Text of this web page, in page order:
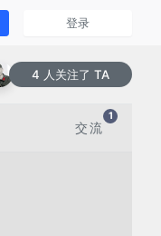
登录
4 人关注了 TA
交流
1